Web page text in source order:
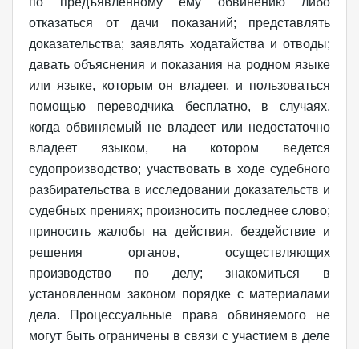
отказаться от дачи показаний; представлять
доказательства; заявлять ходатайства и отводы;
давать объяснения и показания на родном языке
или языке, которым он владеет, и пользоваться
помощью переводчика бесплатно, в случаях,
когда обвиняемый не владеет или недостаточно
владеет языком, на котором ведется
судопроизводство; участвовать в ходе судебного
разбирательства в исследовании доказательств и
судебных прениях; произносить последнее слово;
приносить жалобы на действия, бездействие и
решения органов, осуществляющих
производство по делу; знакомиться в
установленном законом порядке с материалами
дела. Процессуальные права обвиняемого не
могут быть ограничены в связи с участием в деле